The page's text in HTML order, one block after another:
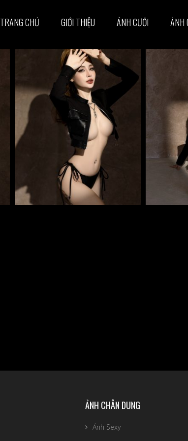
TRANG CHỦ GIỚI THIỆU ẢNH CƯỚI ẢNH
ẢNH CHÂN DUNG
Ảnh Sexy